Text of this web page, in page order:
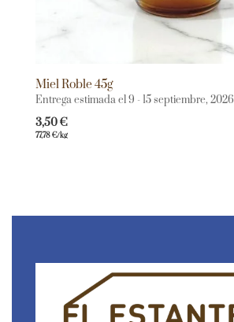
Miel Roble 45g
Entrega estimada el 9 - 15 septiembre, 2026
3,50€
77,78€/kg